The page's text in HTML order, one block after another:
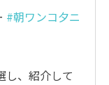
#朝ワンコ夕ニ
し、紹介して